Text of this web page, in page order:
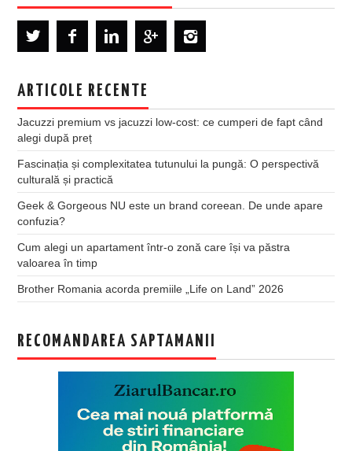
ARTICOLE RECENTE
Jacuzzi premium vs jacuzzi low-cost: ce cumperi de fapt când
alegi după preț
Fascinația și complexitatea tutunului la pungă: O perspectivă
culturală și practică
Geek & Gorgeous NU este un brand coreean. De unde apare
confuzia?
Cum alegi un apartament într-o zonă care își va păstra
valoarea în timp
Brother Romania acorda premiile „Life on Land” 2026
RECOMANDAREA SAPTAMANII